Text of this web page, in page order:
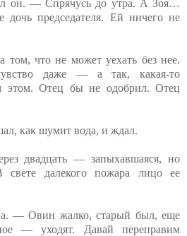
он. — Спрячусь до утра. А Зоя…
председателя. Ей ничего не
что не может уехать без нее.
даже — а так, какая-то
этом. Отец бы не одобрил. Отец
как шумит вода, и ждал.
двадцать — запыхавшаяся, но
далекого пожара лицо ее
— Овин жалко, старый был, еще
— уходят. Давай переправим